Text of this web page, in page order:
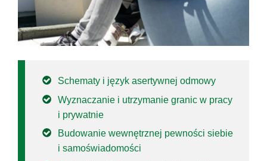
Schematy i język asertywnej odmowy
Wyznaczanie i utrzymanie granic w pracy
i prywatnie
Budowanie wewnętrznej pewności siebie
i samoświadomości